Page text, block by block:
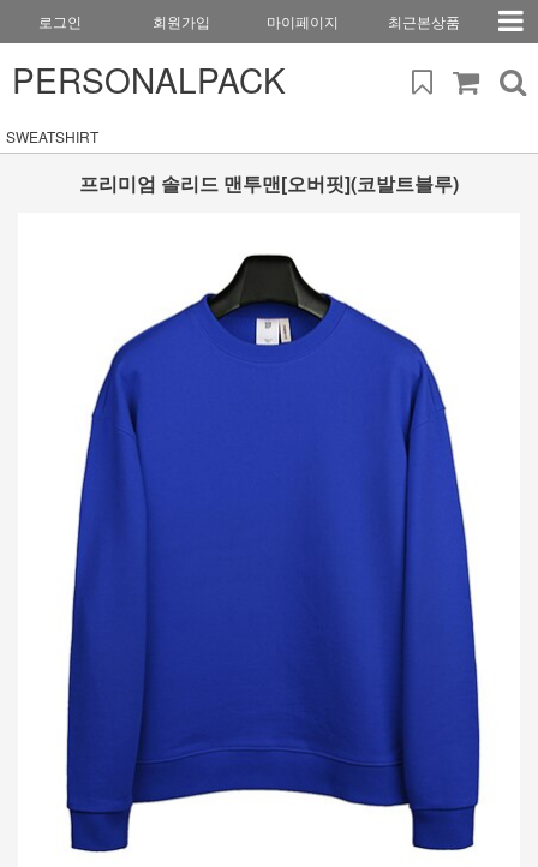
로그인 회원가입 마이페이지 최근본상품
PERSONALPACK
SWEATSHIRT
프리미엄 솔리드 맨투맨[오버핏](코발트블루)